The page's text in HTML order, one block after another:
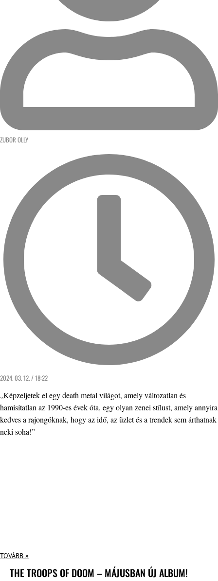
ZUBOR OLLY
2024. 03. 12. / 18:22
„Képzeljetek el egy death metal világot, amely változatlan és
hamisítatlan az 1990-es évek óta, egy olyan zenei stílust, amely annyira
kedves a rajongóknak, hogy az idő, az üzlet és a trendek sem árthatnak
neki soha!”
TOVÁBB »
THE TROOPS OF DOOM – MÁJUSBAN ÚJ ALBUM!